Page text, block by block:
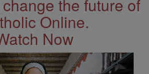
the future of
Online.
Now